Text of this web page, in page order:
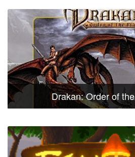
Drakan: Order of